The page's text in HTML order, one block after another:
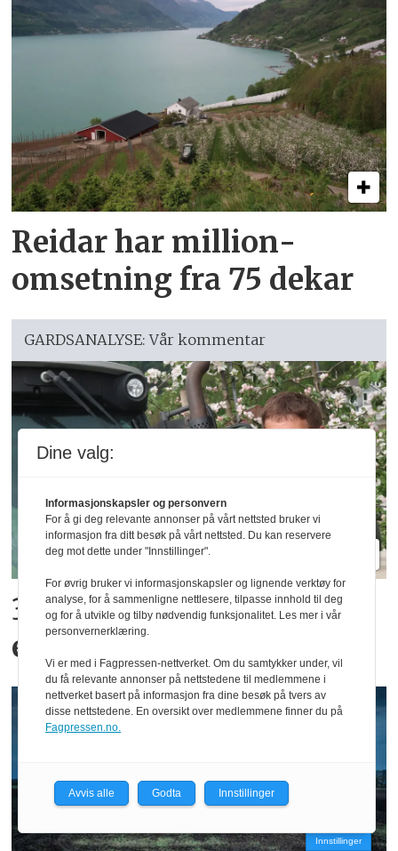
Reidar har million­
omsetning fra 75 dekar
GARDSANALYSE: Vår kommentar
300 kroner timen med
epler og moreller
Innstillinger
Dine valg:
Informasjonskapsler og personvern
For å gi deg relevante annonser på vårt nettsted bruker vi
informasjon fra ditt besøk på vårt nettsted. Du kan reservere
deg mot dette under "Innstillinger".
For øvrig bruker vi informasjonskapsler og lignende verktøy for
analyse, for å sammenligne nettlesere, tilpasse innhold til deg
og for å utvikle og tilby nødvendig funksjonalitet. Les mer i vår
personvernerklæring.
Vi er med i Fagpressen-nettverket. Om du samtykker under, vil
du få relevante annonser på nettstedene til medlemmene i
nettverket basert på informasjon fra dine besøk på tvers av
disse nettstedene. En oversikt over medlemmene finner du på
Fagpressen.no.
Avvis alle Godta Innstillinger